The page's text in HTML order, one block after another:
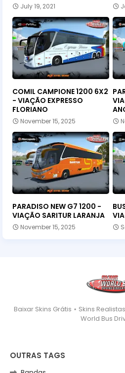
July 19, 2021
COMIL CAMPIONE 1200 6X2
- VIAÇÃO EXPRESSO
FLORIANO
November 15, 2025
PARADISO NEW G7 1200 -
VIAÇÃO SARITUR LARANJA
November 15, 2025
Baixar Skins Grátis ⋆ Skins
World Bus
OUTRAS TAGS